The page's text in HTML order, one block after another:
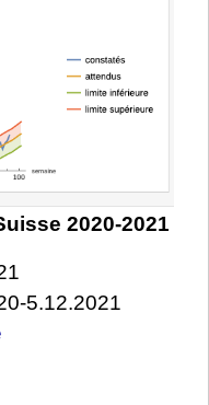
2020-2021
5.12.2021